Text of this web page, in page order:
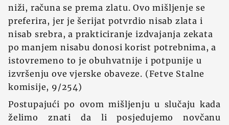
niži, računa se prema zlatu. Ovo mišljenje se
preferira, jer je šerijat potvrdio nisab zlata i
nisab srebra, a prakticiranje izdvajanja zekata
po manjem nisabu donosi korist potrebnima, a
istovremeno to je obuhvatnije i potpunije u
izvršenju ove vjerske obaveze. (Fetve Stalne
komisije, 9/254)
Postupajući po ovom mišljenju u slučaju kada
‍želimo znati da li posjedujemo novčanu